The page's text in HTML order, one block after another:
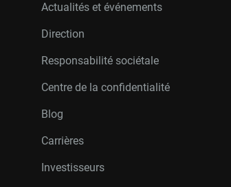
Actualités et événements
Direction
Responsabilité sociétale
Centre de la confidentialité
Blog
Carrières
Investisseurs